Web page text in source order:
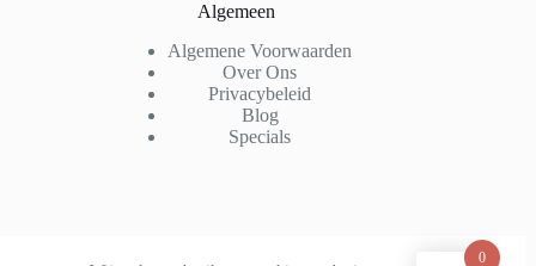
Algemeen
Algemene Voorwaarden
Over Ons
Privacybeleid
Blog
Specials
0